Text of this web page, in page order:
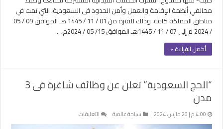
مخالفي أنظمة الإقامة والعمل وأمن الحدود فى السعودية، التي تمت في
مناطق المملكة كافة، وذلك للفترة من 01 / 11 / 1445 هـ الموافق 09 / 05
/ 2024 م إلى 07 / 11 / 1445هـ الموافق 15/ 05 / 2024م، …
أكمل القراءة »
“الحج السعودية” تعلن عن وظائف شاغرة فى 3
مدن
4:00 م | 26 مارس، 2024 سياحة عالمية التعليقات
“الحج